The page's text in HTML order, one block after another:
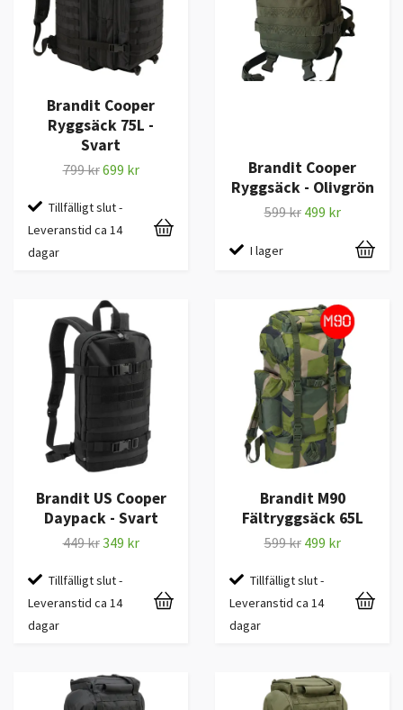
Brandit Cooper
Ryggsäck 75L -
Svart
799 kr699 kr
Tillfälligt slut -
Leveranstid ca 14
dagar
Brandit Cooper
Ryggsäck - Olivgrön
599 kr 499 kr
I lager
Brandit US Cooper
Daypack - Svart
449 kr349 kr
Tillfälligt slut -
Leveranstid ca 14
dagar
Brandit M90
Fältryggsäck 65L
599 kr 499 kr
Tillfälligt slut -
Leveranstid ca 14
dagar